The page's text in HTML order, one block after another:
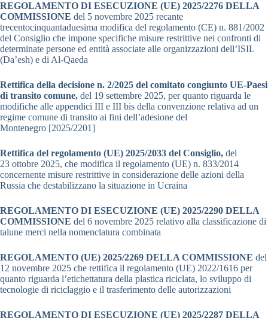
REGOLAMENTO DI ESECUZIONE (UE) 2025/2276 DELLA
COMMISSIONE del 5 novembre 2025 recante
trecentocinquantaduesima modifica del regolamento (CE) n. 881/2002
del Consiglio che impone specifiche misure restrittive nei confronti di
determinate persone ed entità associate alle organizzazioni dell’ISIL
(Da’esh) e di Al-Qaeda
Rettifica della decisione n. 2/2025 del comitato congiunto UE-Paesi
di transito comune, del 19 settembre 2025, per quanto riguarda le
modifiche alle appendici III e III bis della convenzione relativa ad un
regime comune di transito ai fini dell’adesione del
Montenegro [2025/2201]
Rettifica del regolamento (UE) 2025/2033 del Consiglio, del
23 ottobre 2025, che modifica il regolamento (UE) n. 833/2014
concernente misure restrittive in considerazione delle azioni della
Russia che destabilizzano la situazione in Ucraina
REGOLAMENTO DI ESECUZIONE (UE) 2025/2290 DELLA
COMMISSIONE del 6 novembre 2025 relativo alla classificazione di
talune merci nella nomenclatura combinata
REGOLAMENTO (UE) 2025/2269 DELLA COMMISSIONE del
12 novembre 2025 che rettifica il regolamento (UE) 2022/1616 per
quanto riguarda l’etichettatura della plastica riciclata, lo sviluppo di
tecnologie di riciclaggio e il trasferimento delle autorizzazioni
REGOLAMENTO DI ESECUZIONE (UE) 2025/2287 DELLA